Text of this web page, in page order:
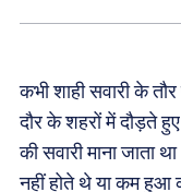
कभी शाही सवारी के
दौर के शहरों में दौड़ते
की सवारी माना
नहीं होते थे या कम हुआ